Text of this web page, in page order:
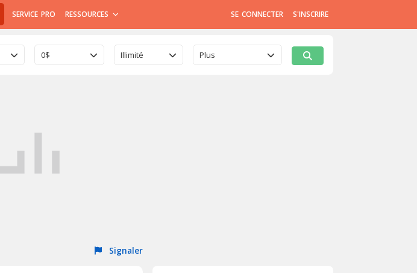
SERVICE PRO RESSOURCES SE CONNECTER S'INSCRIRE
0$ Illimité Plus
Signaler